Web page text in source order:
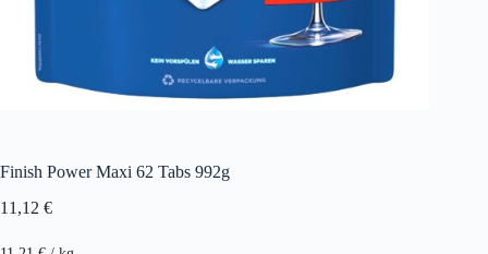
Finish Power Maxi 62 Tabs 992g
11,12 €